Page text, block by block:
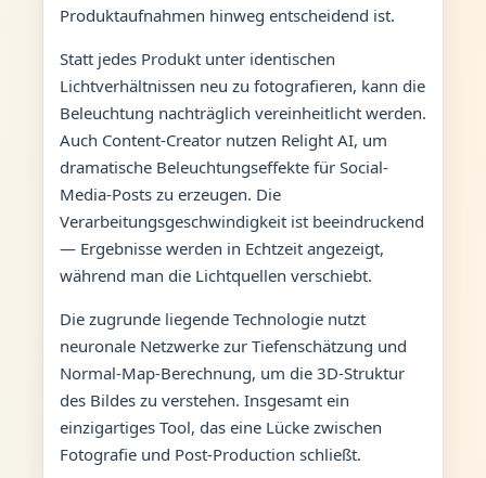
Produktaufnahmen hinweg entscheidend ist.
Statt jedes Produkt unter identischen
Lichtverhältnissen neu zu fotografieren, kann die
Beleuchtung nachträglich vereinheitlicht werden.
Auch Content-Creator nutzen Relight AI, um
dramatische Beleuchtungseffekte für Social-
Media-Posts zu erzeugen. Die
Verarbeitungsgeschwindigkeit ist beeindruckend
— Ergebnisse werden in Echtzeit angezeigt,
während man die Lichtquellen verschiebt.
Die zugrunde liegende Technologie nutzt
neuronale Netzwerke zur Tiefenschätzung und
Normal-Map-Berechnung, um die 3D-Struktur
des Bildes zu verstehen. Insgesamt ein
einzigartiges Tool, das eine Lücke zwischen
Fotografie und Post-Production schließt.